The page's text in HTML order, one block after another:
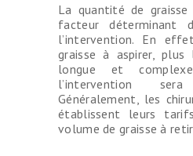
La quantité de
facteur déterminant
l’intervention. En
graisse à aspirer, plus
longue et
l’intervention
Généralement, les
établissent leurs
volume de graisse à